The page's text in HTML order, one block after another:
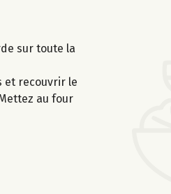
sur toute la
et recouvrir le
au four